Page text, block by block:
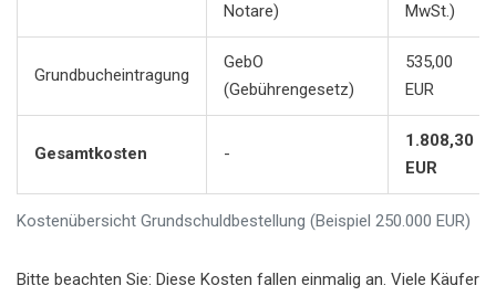
Kostenübersicht Grundschuldbestellung (Beispiel 250.000 EUR)
Notare)
MwSt.)
Grundbucheintragung
GebO
(Gebührengesetz)
535,00
EUR
Gesamtkosten -
1.808,30
EUR
Bitte beachten Sie: Diese Kosten fallen einmalig an. Viele Käufer